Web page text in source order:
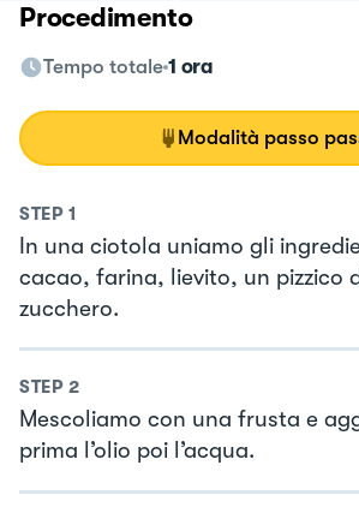
Procedimento
Tempo totale 1 ora
Modalità passo
STEP 1
In una ciotola uniamo gli
cacao, farina, lievito, un pizzico
zucchero.
STEP 2
Mescoliamo con una frusta e
prima l’olio poi l’acqua.